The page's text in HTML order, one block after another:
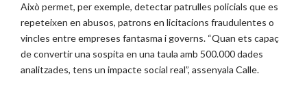
Això permet, per exemple, detectar patrulles policials que es
repeteixen en abusos, patrons en licitacions fraudulentes o
vincles entre empreses fantasma i governs. “Quan ets capaç
de convertir una sospita en una taula amb 500.000 dades
analitzades, tens un impacte social real”, assenyala Calle.